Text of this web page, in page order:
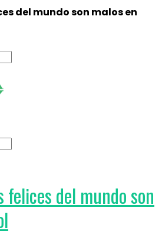
del mundo son malos en
felices del mundo son